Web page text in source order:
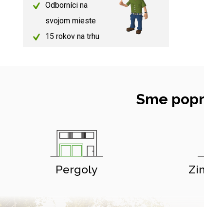
Odborníci na
svojom mieste
15 rokov na trhu
Sme
Pergoly